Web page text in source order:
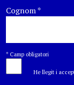
Cognom*
* Camp obligatori
He llegit i